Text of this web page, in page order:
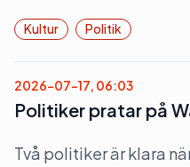
Kultur Politik
2026-07-17, 06:03
Politiker pratar på
Två politiker är klara